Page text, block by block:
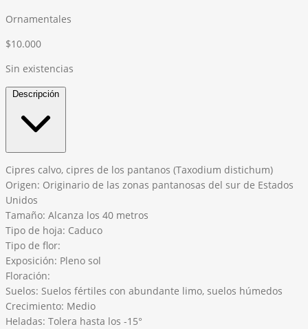
Ornamentales
$10.000
Sin existencias
Descripción
Cipres calvo, cipres de los pantanos (Taxodium distichum)
Origen: Originario de las zonas pantanosas del sur de Estados
Unidos
Tamaño: Alcanza los 40 metros
Tipo de hoja: Caduco
Tipo de flor:
Exposición: Pleno sol
Floración:
Suelos: Suelos fértiles con abundante limo, suelos húmedos
Crecimiento: Medio
Heladas: Tolera hasta los -15°